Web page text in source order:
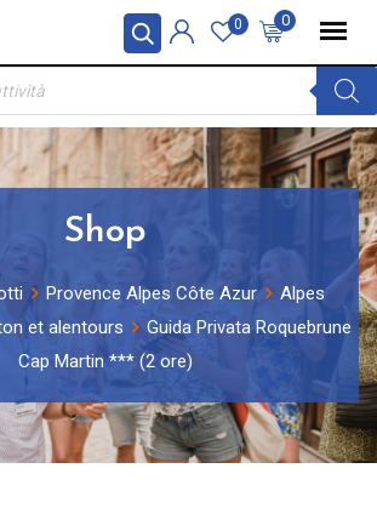
dei cookies 0
0
Shop
Provence Alpes Côte Azur
Alpes
et alentours
Guida Privata Roquebrune
Cap Martin *** (2 ore)